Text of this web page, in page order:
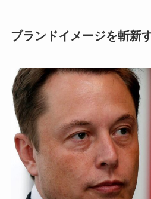
ブランドイメージを斬新